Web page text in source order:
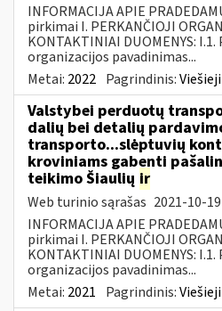
INFORMACIJA APIE
pirkimai I. PERKANČIOJI
KONTAKTINIAI DUOMENYS:
organizacijos pavadinimas...
Metai: 2022 Pagrindinis:
Valstybei perduotų
dalių bei detalių
transporto...slėptuvių
kroviniams gabenti
teikimo Šiaulių ir
Web turinio sąrašas 2021-10-19
INFORMACIJA APIE
pirkimai I. PERKANČIOJI
KONTAKTINIAI DUOMENYS:
organizacijos pavadinimas...
Metai: 2021 Pagrindinis: